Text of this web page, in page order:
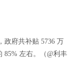
政府共补贴 5736 万
85% 左右。（@利丰